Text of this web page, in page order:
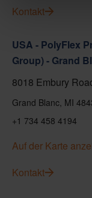
Kontakt
USA - PolyFlex
Group) - Grand
8018 Embury
Grand Blanc, MI
+1 734 458 4194
Auf der Karte
Kontakt